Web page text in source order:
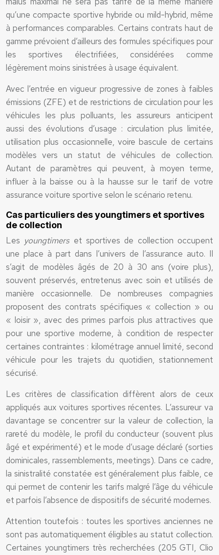
qu’une compacte sportive hybride ou mild-hybrid, même
à performances comparables. Certains contrats haut de
gamme prévoient d’ailleurs des formules spécifiques pour
les sportives électrifiées, considérées comme
légèrement moins sinistrées à usage équivalent.
Avec l’entrée en vigueur progressive de zones à faibles
émissions (ZFE) et de restrictions de circulation pour les
véhicules les plus polluants, les assureurs anticipent
aussi des évolutions d’usage : circulation plus limitée,
utilisation plus occasionnelle, voire bascule de certains
modèles vers un statut de véhicules de collection.
Autant de paramètres qui peuvent, à moyen terme,
influer à la baisse ou à la hausse sur le tarif de votre
assurance voiture sportive selon le scénario retenu.
Cas particuliers des youngtimers et sportives
de collection
Les youngtimerset sportives de collection occupent
une place à part dans l’univers de l’assurance auto. Il
s’agit de modèles âgés de 20 à 30 ans (voire plus),
souvent préservés, entretenus avec soin et utilisés de
manière occasionnelle. De nombreuses compagnies
proposent des contrats spécifiques « collection » ou
« loisir », avec des primes parfois plus attractives que
pour une sportive moderne, à condition de respecter
certaines contraintes : kilométrage annuel limité, second
véhicule pour les trajets du quotidien, stationnement
sécurisé.
Les critères de classification diffèrent alors de ceux
appliqués aux voitures sportives récentes. L’assureur va
davantage se concentrer sur la valeur de collection, la
rareté du modèle, le profil du conducteur (souvent plus
âgé et expérimenté) et le mode d’usage déclaré (sorties
dominicales, rassemblements, meetings). Dans ce cadre,
la sinistralité constatée est généralement plus faible, ce
qui permet de contenir les tarifs malgré l’âge du véhicule
et parfois l’absence de dispositifs de sécurité modernes.
Attention toutefois : toutes les sportives anciennes ne
sont pas automatiquement éligibles au statut collection.
Certaines youngtimers très recherchées (205 GTI, Clio